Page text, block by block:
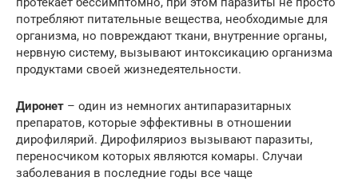
потребляют питательные вещества, необходимые для
организма, но повреждают ткани, внутренние органы,
нервную систему, вызывают интоксикацию организма
продуктами своей жизнедеятельности.
Диронет – один из немногих антипаразитарных
препаратов, которые эффективны в отношении
дирофилярий. Дирофиляриоз вызывают паразиты,
переносчиком которых являются комары. Случаи
заболевания в последние годы все чаще